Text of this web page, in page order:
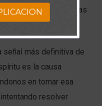
ese rompecabezas
señal más definitiva de
es la causa
en tomar esa
resolver